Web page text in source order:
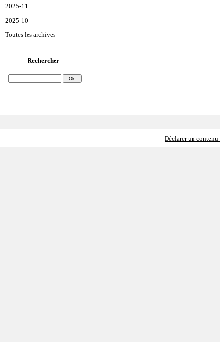
2025-11
2025-10
Toutes les archives
Rechercher
Déclarer un